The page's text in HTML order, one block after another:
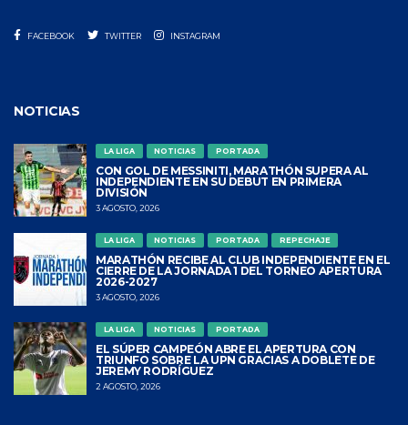
FACEBOOK TWITTER INSTAGRAM
NOTICIAS
LA LIGA NOTICIAS PORTADA
CON GOL DE MESSINITI, MARATHÓN SUPERA AL
INDEPENDIENTE EN SU DEBUT EN PRIMERA
DIVISIÓN
3 AGOSTO, 2026
LA LIGA NOTICIAS PORTADA REPECHAJE
MARATHÓN RECIBE AL CLUB INDEPENDIENTE EN EL
CIERRE DE LA JORNADA 1 DEL TORNEO APERTURA
2026-2027
3 AGOSTO, 2026
LA LIGA NOTICIAS PORTADA
EL SÚPER CAMPEÓN ABRE EL APERTURA CON
TRIUNFO SOBRE LA UPN GRACIAS A DOBLETE DE
JEREMY RODRÍGUEZ
2 AGOSTO, 2026